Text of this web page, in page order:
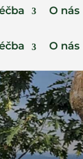
O nás
O nás